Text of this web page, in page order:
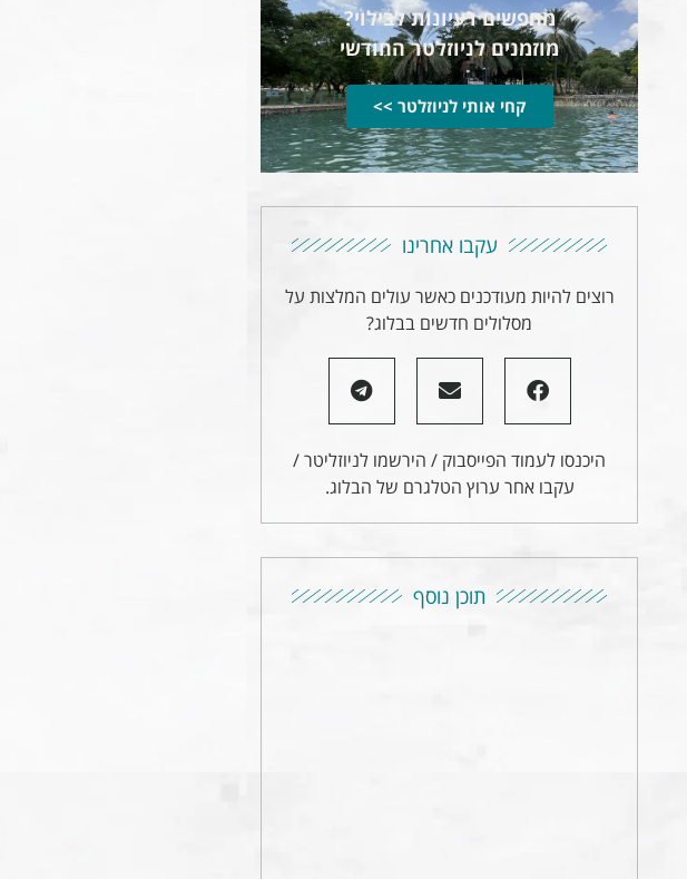
מחפשים רעיונות לבילוי?
מוזמנים לניוזלטר החודשי
קחי אותי לניוזלטר >>
עקבו אחרינו
רוצים להיות מעודכנים כאשר עולים המלצות על
מסלולים חדשים בבלוג?
היכנסו לעמוד הפייסבוק / הירשמו לניוזליטר /
עקבו אחר ערוץ הטלגרם של הבלוג.
תוכן נוסף